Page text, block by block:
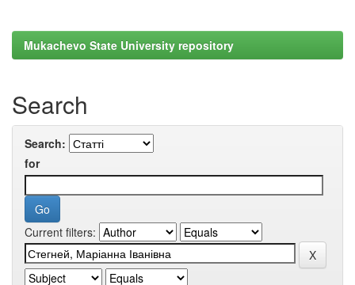
Mukachevo State University repository
Search
Search:
for
Current filters: